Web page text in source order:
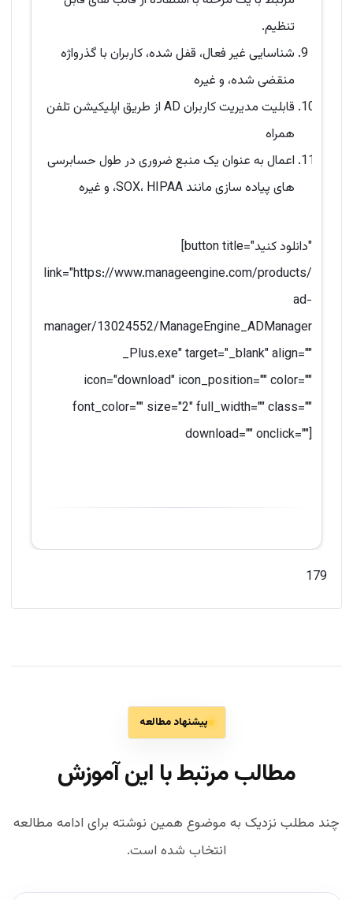
تنظیم.
شناسایی غیر فعال، قفل شده، کاربران با گذرواژه
منقضی شده، و غیره
قابلیت مدیریت کاربران AD از طریق اپلیکیشن تلفن
همراه
اعمال به عنوان یک منبع ضروری در طول حسابرسی
های پیاده سازی مانند SOX، HIPAA، و غیره
[button title="دانلود کنید"
link="https://www.manageengine.com/products/
ad-
manager/13024552/ManageEngine_ADManager
_Plus.exe" target="_blank" align=""
icon="download" icon_position="" color=""
font_color="" size="2" full_width="" class=""
download="" onclick=""]
179
پیشنهاد مطالعه
مطالب مرتبط با این آموزش
چند مطلب نزدیک به موضوع همین نوشته برای ادامه مطالعه
انتخاب شده است.